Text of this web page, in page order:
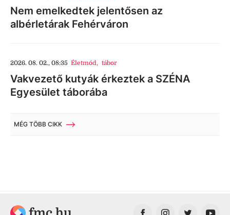
Nem emelkedtek jelentősen az
albérletárak Fehérváron
2026. 08. 02., 08:35 Életmód, tábor
Vakvezető kutyák érkeztek a SZÉNA
Egyesület táborába
MÉG TÖBB CIKK